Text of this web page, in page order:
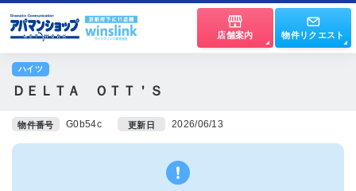
店舗案内 物件リクエスト
ハイツ
ＤＥＬＴＡ ＯＴＴ＇Ｓ
物件番号 G0b54c 更新日 2026/06/13